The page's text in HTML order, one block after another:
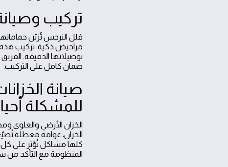
تركيب
فلل النرجس تُزيّن
مراحيض ذكية. تركيب
توصيلاتها الدقيقة.
ضمان كامل على التركيب.
صيانة
للمشكلة
الخزان الأرضي والعلوي
الخزان، عوامة معطلة
كلها مشاكل تُؤثر على
المنظومة مع التأكد من